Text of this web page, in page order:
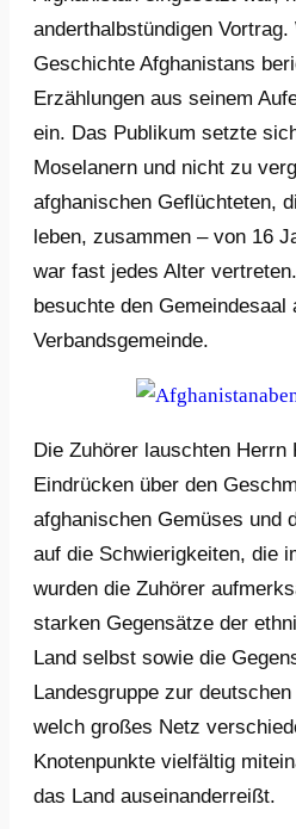
anderthalbstündigen
Geschichte Afghanistans
Erzählungen aus seinem
ein. Das Publikum setzte
Moselanern und nicht zu
afghanischen Geflüchteten,
leben, zusammen – von 16
war fast jedes Alter
besuchte den
Verbandsgemeinde.
Die Zuhörer lauschten Herrn
Eindrücken über den
afghanischen Gemüses und
auf die Schwierigkeiten, die
wurden die Zuhörer
starken Gegensätze der
Land selbst sowie die
Landesgruppe zur
welch großes Netz
Knotenpunkte vielfältig
das Land auseinanderreißt.